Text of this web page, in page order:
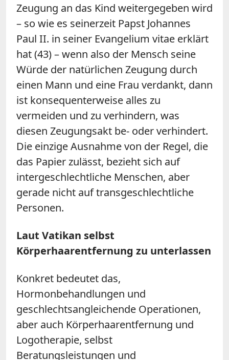
Zeugung an das Kind weitergegeben wird
– so wie es seinerzeit Papst Johannes
Paul II. in seiner Evangelium vitae erklärt
hat (43) – wenn also der Mensch seine
Würde der natürlichen Zeugung durch
einen Mann und eine Frau verdankt, dann
ist konsequenterweise alles zu
vermeiden und zu verhindern, was
diesen Zeugungsakt be- oder verhindert.
Die einzige Ausnahme von der Regel, die
das Papier zulässt, bezieht sich auf
intergeschlechtliche Menschen, aber
gerade nicht auf transgeschlechtliche
Personen.
Laut Vatikan selbst
Körperhaarentfernung zu unterlassen
Konkret bedeutet das,
Hormonbehandlungen und
geschlechtsangleichende Operationen,
aber auch Körperhaarentfernung und
Logotherapie, selbst
Beratungsleistungen und